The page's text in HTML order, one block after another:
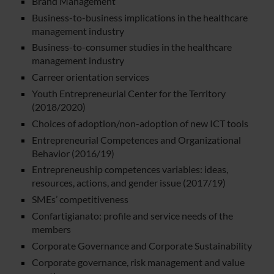
Business-to-business implications in the healthcare
management industry
Business-to-consumer studies in the healthcare
management industry
Carreer orientation services
Youth Entrepreneurial Center for the Territory
(2018/2020)
Choices of adoption/non-adoption of new ICT tools
Entrepreneurial Competences and Organizational
Behavior (2016/19)
Entrepreneuship competences variables: ideas,
resources, actions, and gender issue (2017/19)
SMEs’ competitiveness
Confartigianato: profile and service needs of the
members
Corporate Governance and Corporate Sustainability
Corporate governance, risk management and value